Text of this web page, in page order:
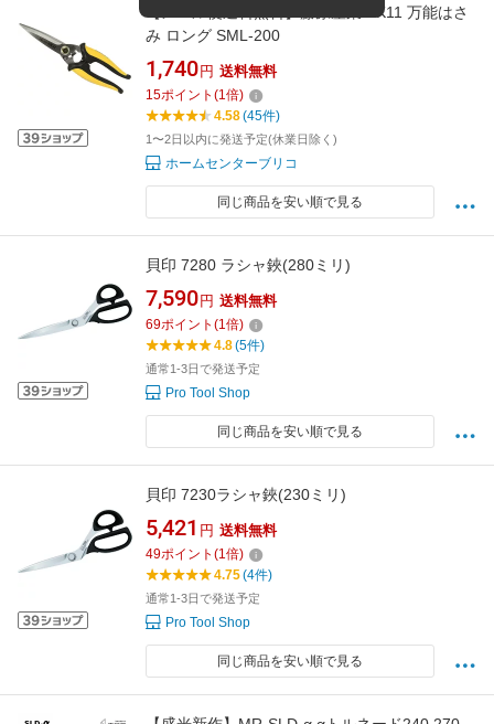
【メール便送料無料】藤原産業 SK11 万能はさ
み ロング SML-200
1,740 円 送料無料
15ポイント (1倍)
4.58(45件)
1〜2日以内に発送予定(休業日除く)
ホームセンターブリコ
同じ商品を安い順で見る
貝印 7280 ラシャ鋏(280ミリ)
7,590 円 送料無料
69ポイント (1倍)
4.8(5件)
通常1-3日で発送予定
Pro Tool Shop
同じ商品を安い順で見る
貝印 7230ラシャ鋏(230ミリ)
5,421 円 送料無料
49ポイント (1倍)
4.75(4件)
通常1-3日で発送予定
Pro Tool Shop
同じ商品を安い順で見る